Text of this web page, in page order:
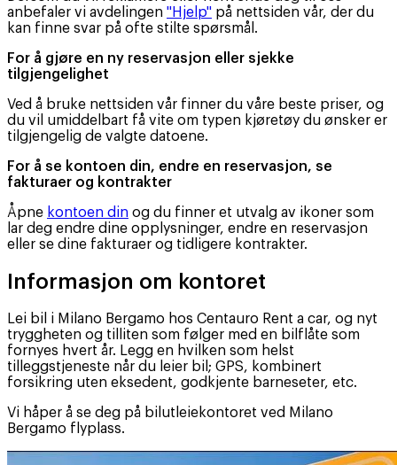
anbefaler vi avdelingen "Hjelp" på nettsiden vår, der du
kan finne svar på ofte stilte spørsmål.
For å gjøre en ny reservasjon eller sjekke
tilgjengelighet
Ved å bruke nettsiden vår finner du våre beste priser, og
du vil umiddelbart få vite om typen kjøretøy du ønsker er
tilgjengelig de valgte datoene.
For å se kontoen din, endre en reservasjon, se
fakturaer og kontrakter
Åpne kontoen din og du finner et utvalg av ikoner som
lar deg endre dine opplysninger, endre en reservasjon
eller se dine fakturaer og tidligere kontrakter.
Informasjon om kontoret
Lei bil i Milano Bergamo hos Centauro Rent a car, og nyt
tryggheten og tilliten som følger med en bilflåte som
fornyes hvert år. Legg en hvilken som helst
tilleggstjeneste når du leier bil; GPS, kombinert
forsikring uten eksedent, godkjente barneseter, etc.
Vi håper å se deg på bilutleiekontoret ved Milano
Bergamo flyplass.